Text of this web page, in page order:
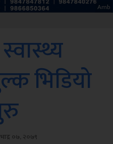
Amb
भिडियो
०७, २०७९